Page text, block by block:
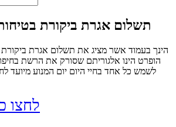
תשלום אגרת ביקורת
הינך בעמוד אשר מציג את תשלום אגרת
הופרט הינו אלגוריתם שסורק את הרשת
לשמש כל אחד בחיי היום יום המנוע מיועד
לחצו